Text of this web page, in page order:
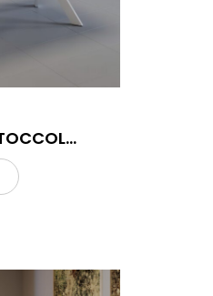
TAVOLO STOCCOLMA